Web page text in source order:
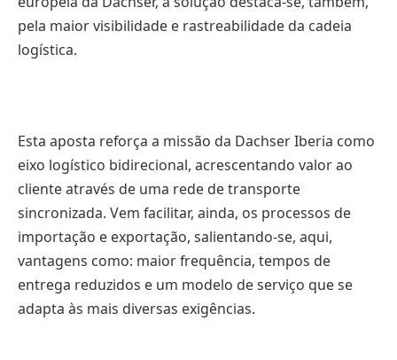
pela maior visibilidade e rastreabilidade da cadeia
logística.
Esta aposta reforça a missão da Dachser Iberia como
eixo logístico bidirecional, acrescentando valor ao
cliente através de uma rede de transporte
sincronizada. Vem facilitar, ainda, os processos de
importação e exportação, salientando-se, aqui,
vantagens como: maior frequência, tempos de
entrega reduzidos e um modelo de serviço que se
adapta às mais diversas exigências.